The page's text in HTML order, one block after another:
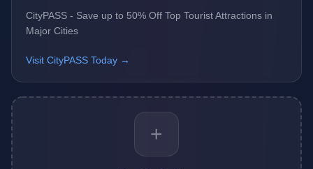
CityPASS - Save up to 50% Off Top Tourist Attractions in
Major Cities
Visit CityPASS Today →
+